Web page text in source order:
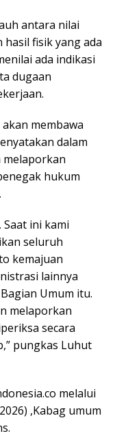
antara nilai
fisik yang ada
ada indikasi
dugaan
membawa
dalam
melaporkan
hukum
ini kami
seluruh
kemajuan
lainnya
Umum itu.
melaporkan
secara
pungkas Luhut
melalui
,Kabag umum